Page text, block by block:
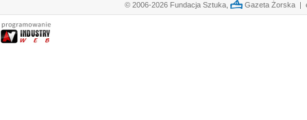
© 2006-2026 Fundacja Sztuka, Gazeta Żorska |